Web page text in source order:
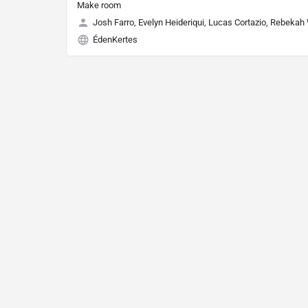
Make room
Josh Farro, Evelyn Heideriqui, Lucas Cortazio, Rebekah
ÉdenKertes